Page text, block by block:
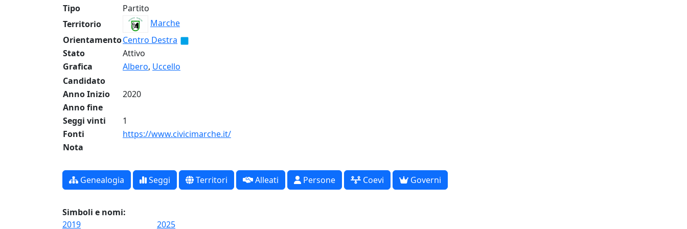
Tipo
Partito
Territorio
Marche
OrientamentoCentro Destra
Stato
Attivo
Grafica
Albero, Uccello
Candidato
Anno Inizio
2020
Anno fine
Seggi vinti
1
Fonti
https://www.civicimarche.it/
Nota
Genealogia Seggi Territori Alleati Persone Coevi Governi
Simboli e nomi:
2019
2025